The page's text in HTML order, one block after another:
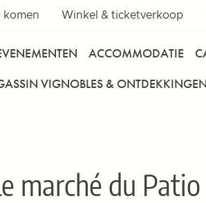
komen Winkel & ticketverkoop
ACCOMMODATIE
VIGNOBLES & ONTDEKKINGEN
marché du